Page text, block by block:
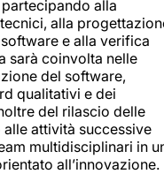
alla
alla
e alla verifica
sarà coinvolta nelle
del software,
qualitativi e dei
del rilascio delle
attività successive
multidisciplinari in
all’innovazione.